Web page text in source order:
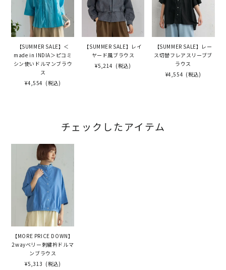
【SUMMER SALE】＜
made in INDIA＞ピコミ
シン使いドルマンブラウ
ス
¥4,554 (税込)
【SUMMER SALE】レイ
ヤード風ブラウス
¥5,214 (税込)
【SUMMER SALE】レー
ス切替フレアスリーブブ
ラウス
¥4,554 (税込)
チェックしたアイテム
【MORE PRICE DOWN】
2wayベリー刺繍衿ドルマ
ンブラウス
¥5,313 (税込)